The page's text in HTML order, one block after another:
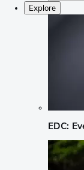
Explore
EDC: